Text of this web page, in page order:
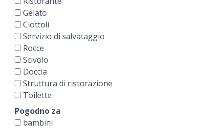
Gelato
Ciottoli
Servizio di salvataggio
Rocce
Scivolo
Doccia
Struttura di ristorazione
Toilette
Pogodno za
bambini